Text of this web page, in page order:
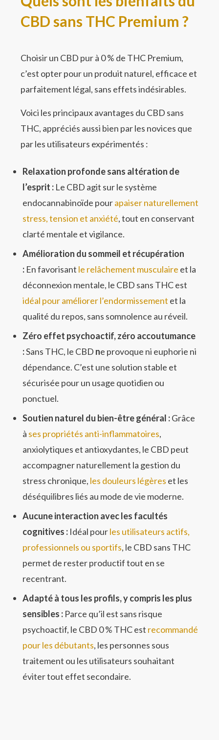
CBD sans THC Premium ?
Choisir un CBD pur à 0 % de THC Premium,
c’est opter pour un produit naturel, efficace et
parfaitement légal, sans effets indésirables.
Voici les principaux avantages du CBD sans
THC, appréciés aussi bien par les novices que
par les utilisateurs expérimentés :
Relaxation profonde sans altération de
l’esprit : Le CBD agit sur le système
endocannabinoïde pourapaiser naturellement
stress, tension et anxiété, tout en conservant
clarté mentale et vigilance.
Amélioration du sommeil et récupération
: En favorisant le relâchement musculaire et la
déconnexion mentale, le CBD sans THC est
idéal pour améliorer l’endormissement et la
qualité du repos, sans somnolence au réveil.
Zéro effet psychoactif, zéro accoutumance
:Sans THC, le CBD ne provoque ni euphorie ni
dépendance. C’est une solution stable et
sécurisée pour un usage quotidien ou
ponctuel.
Soutien naturel du bien-être général :Grâce
à ses propriétés anti-inflammatoires,
anxiolytiques et antioxydantes, le CBD peut
accompagner naturellement la gestion du
stress chronique, les douleurs légères et les
déséquilibres liés au mode de vie moderne.
Aucune interaction avec les facultés
cognitives : Idéal pourles utilisateurs actifs,
professionnels ou sportifs, le CBD sans THC
permet de rester productif tout en se
recentrant.
Adapté à tous les profils, y compris les plus
sensibles : Parce qu’il est sans risque
psychoactif, le CBD 0 % THC est recommandé
pour les débutants, les personnes sous
traitement ou les utilisateurs souhaitant
éviter tout effet secondaire.